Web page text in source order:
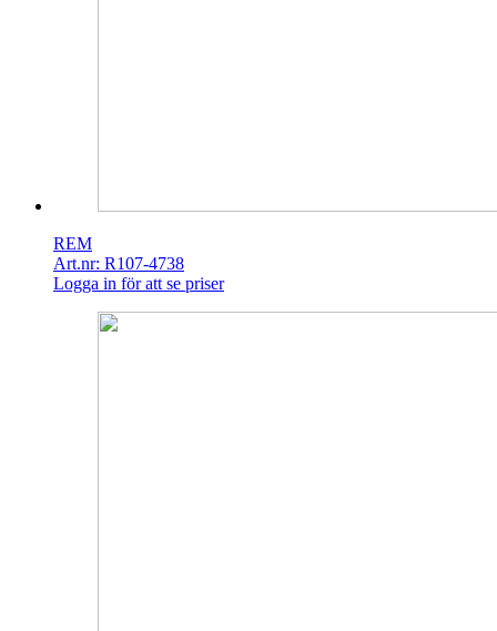
REM
Art.nr: R107-4738
Logga in för att se priser